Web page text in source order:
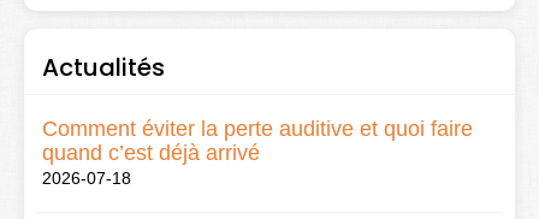
Actualités
Comment éviter la perte auditive et quoi faire
quand c’est déjà arrivé
2026-07-18